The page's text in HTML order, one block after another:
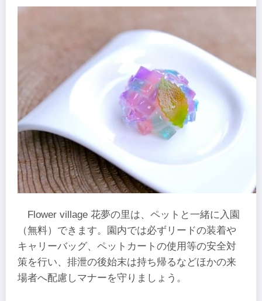
Flower village 花夢の里は、ペットと一緒に入園
（無料）できます。園内では必ずリードの装着や
キャリーバッグ、ペットカートの使用等の安全対
策を行い、排泄の後始末は持ち帰るなどほかの来
場者へ配慮しマナーを守りましょう。